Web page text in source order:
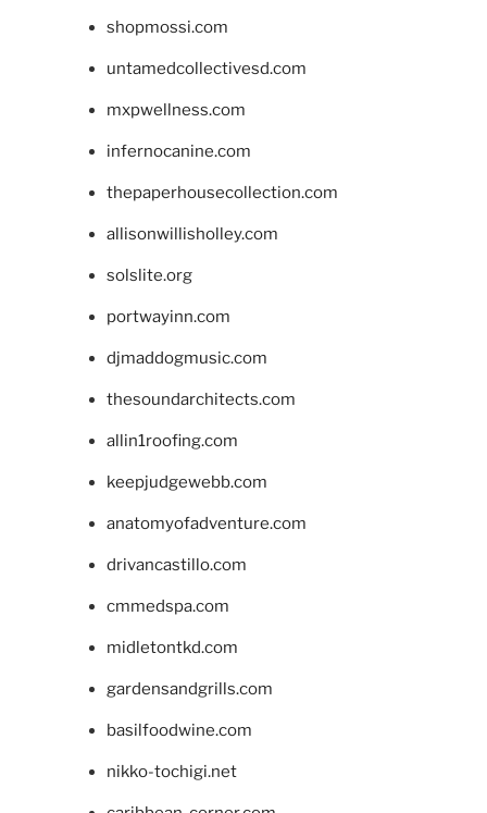
shopmossi.com
untamedcollectivesd.com
mxpwellness.com
infernocanine.com
thepaperhousecollection.com
allisonwillisholley.com
solslite.org
portwayinn.com
djmaddogmusic.com
thesoundarchitects.com
allin1roofing.com
keepjudgewebb.com
anatomyofadventure.com
drivancastillo.com
cmmedspa.com
midletontkd.com
gardensandgrills.com
basilfoodwine.com
nikko-tochigi.net